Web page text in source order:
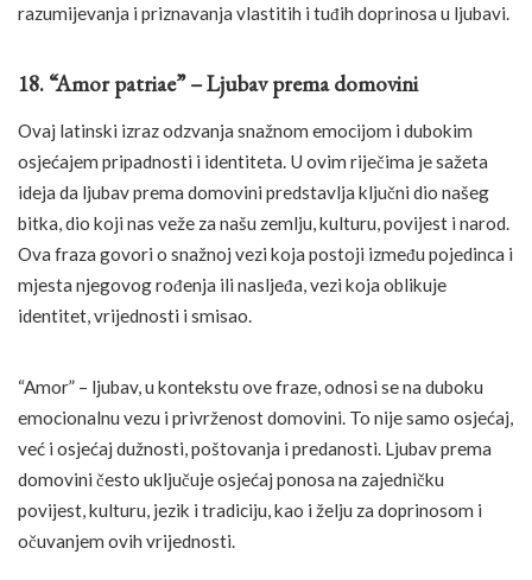
razumijevanja i priznavanja vlastitih i tuđih doprinosa u ljubavi.
18. “Amor patriae” – Ljubav prema domovini
Ovaj latinski izraz odzvanja snažnom emocijom i dubokim
osjećajem pripadnosti i identiteta. U ovim riječima je sažeta
ideja da ljubav prema domovini predstavlja ključni dio našeg
bitka, dio koji nas veže za našu zemlju, kulturu, povijest i narod.
Ova fraza govori o snažnoj vezi koja postoji između pojedinca i
mjesta njegovog rođenja ili nasljeđa, vezi koja oblikuje
identitet, vrijednosti i smisao.
“Amor” – ljubav, u kontekstu ove fraze, odnosi se na duboku
emocionalnu vezu i privrženost domovini. To nije samo osjećaj,
već i osjećaj dužnosti, poštovanja i predanosti. Ljubav prema
domovini često uključuje osjećaj ponosa na zajedničku
povijest, kulturu, jezik i tradiciju, kao i želju za doprinosom i
očuvanjem ovih vrijednosti.